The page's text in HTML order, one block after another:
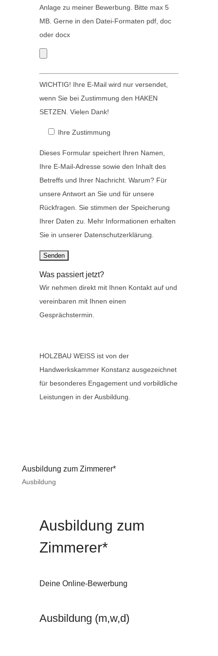
l
e
.
F
e
l
l
e
e
r
.
Anlage zu meiner Bewerbung. Bitte max 5
MB. Gerne in den Datei-Formaten pdf, doc
oder docx
WICHTIG! Ihre E-Mail wird nur versendet,
wenn Sie bei Zustimmung den HAKEN
SETZEN. Vielen Dank!
Ihre Zustimmung
Dieses Formular speichert Ihren Namen,
Ihre E-Mail-Adresse sowie den Inhalt des
Betreffs und Ihrer Nachricht. Warum? Für
unsere Antwort an Sie und für unsere
Rückfragen. Sie stimmen der Speicherung
Ihrer Daten zu. Mehr Informationen erhalten
Sie in unserer Datenschutzerklärung.
Was passiert jetzt?
Wir nehmen direkt mit Ihnen Kontakt auf und
vereinbaren mit Ihnen einen
Gesprächstermin.
HOLZBAU WEISS ist von der
Handwerkskammer Konstanz ausgezeichnet
für besonderes Engagement und vorbildliche
Leistungen in der Ausbildung.
Ausbildung zum Zimmerer*
Ausbildung
Ausbildung zum
Zimmerer*
Deine Online-Bewerbung
Ausbildung (m,w,d)